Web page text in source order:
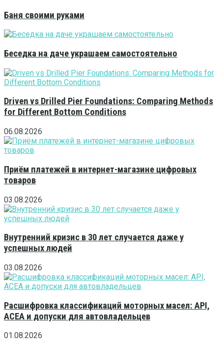
Баня своими руками
Беседка на даче украшаем самостоятельно
Driven vs Drilled Pier Foundations: Comparing Methods
for Different Bottom Conditions
06.08.2026
Приём платежей в интернет-магазине цифровых
товаров
03.08.2026
Внутренний кризис в 30 лет случается даже у
успешных людей
03.08.2026
Расшифровка классификаций моторных масел: API,
ACEA и допуски для автовладельцев
01.08.2026